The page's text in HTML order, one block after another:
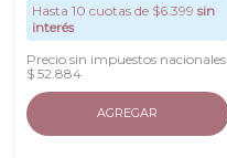
Hasta 10 cuotas de $6.399 sin
interés
Precio sin impuestos nacionales
$ 52.884
AGREGAR